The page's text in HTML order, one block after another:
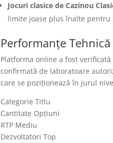
Jocuri clasice de Cazinou
limite joase plus înalte pentru
Performanțe
Platforma online a fost
confirmată de laboratoare
care se poziționează în jurul
Categorie Titlu
Cantitate Opțiuni
RTP Mediu
Dezvoltatori Top